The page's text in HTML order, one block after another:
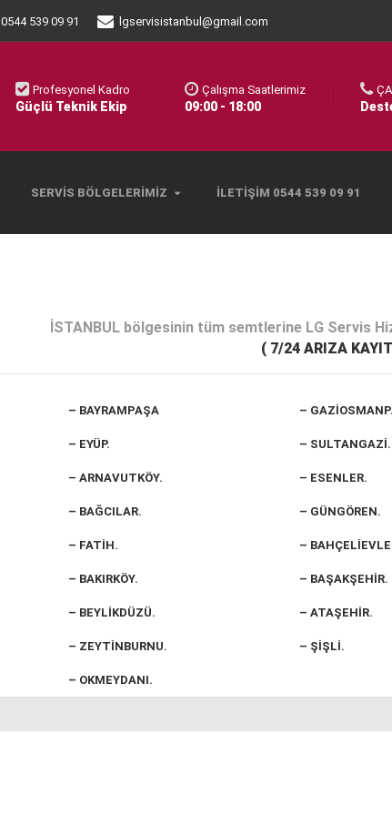
0544 539 09 91 lgservisistanbul@gmail.com
SERVIS BÖLGELERIMIZ İLETIŞIM 0544 539 09 91
Profesyonel Kadro
Güçlü Teknik Ekip
Çalışma Saatlerimiz
09:00 - 18:00
İSTANBUL bölgesinin tüm semtlerine LG Servis
( 7/24 ARIZA
– BAYRAMPAŞA –
– EYÜP. – SULTANGAZİ.
– ARNAVUTKÖY. – ESENLER.
– BAĞCILAR. – GÜNGÖREN.
– FATİH. –
– BAKIRKÖY. – BAŞAKŞEHİR.
– BEYLİKDÜZÜ. – ATAŞEHİR.
– ZEYTİNBURNU. – ŞİŞLİ.
– OKMEYDANI.